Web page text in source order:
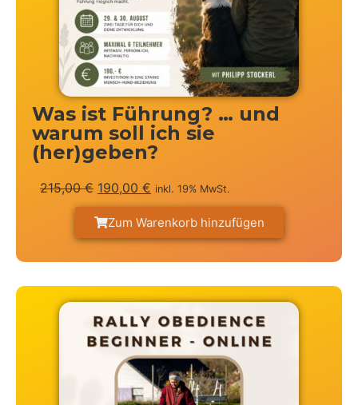
Was ist Führung? … und
warum soll ich sie
(her)geben?
215,00€ 190,00 € inkl. 19% MwSt.
Zum Warenkorb hinzufügen